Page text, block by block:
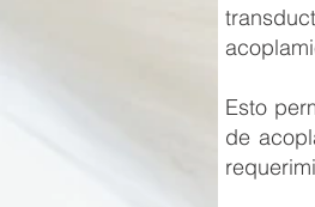
Esto
de